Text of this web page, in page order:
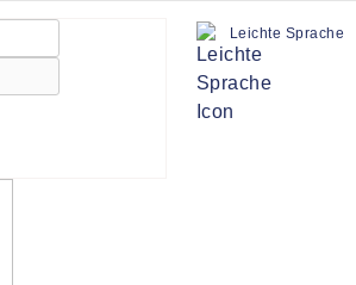
Leichte Sprache